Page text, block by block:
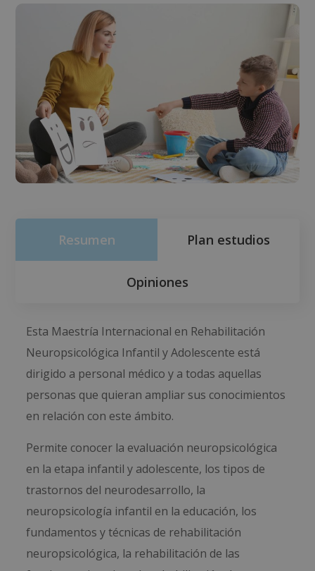
Resumen Plan estudios
Opiniones
Esta Maestría Internacional en Rehabilitación
Neuropsicológica Infantil y Adolescente está
dirigido a personal médico y a todas aquellas
personas que quieran ampliar sus conocimientos
en relación con este ámbito.
Permite conocer la evaluación neuropsicológica
en la etapa infantil y adolescente, los tipos de
trastornos del neurodesarrollo, la
neuropsicología infantil en la educación, los
fundamentos y técnicas de rehabilitación
neuropsicológica, la rehabilitación de las